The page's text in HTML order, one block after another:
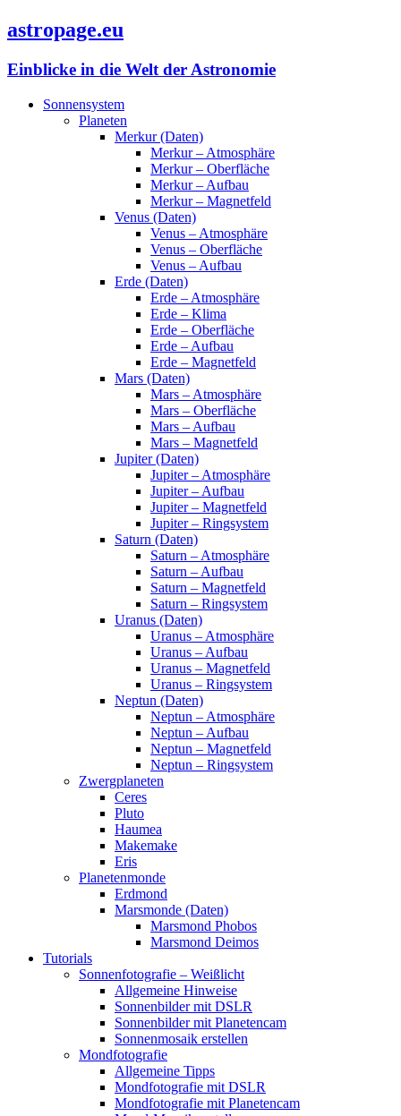
astropage.eu
Einblicke in die Welt der Astronomie
Sonnensystem
Planeten
Merkur (Daten)
Merkur – Atmosphäre
Merkur – Oberfläche
Merkur – Aufbau
Merkur – Magnetfeld
Venus (Daten)
Venus – Atmosphäre
Venus – Oberfläche
Venus – Aufbau
Erde (Daten)
Erde – Atmosphäre
Erde – Klima
Erde – Oberfläche
Erde – Aufbau
Erde – Magnetfeld
Mars (Daten)
Mars – Atmosphäre
Mars – Oberfläche
Mars – Aufbau
Mars – Magnetfeld
Jupiter (Daten)
Jupiter – Atmosphäre
Jupiter – Aufbau
Jupiter – Magnetfeld
Jupiter – Ringsystem
Saturn (Daten)
Saturn – Atmosphäre
Saturn – Aufbau
Saturn – Magnetfeld
Saturn – Ringsystem
Uranus (Daten)
Uranus – Atmosphäre
Uranus – Aufbau
Uranus – Magnetfeld
Uranus – Ringsystem
Neptun (Daten)
Neptun – Atmosphäre
Neptun – Aufbau
Neptun – Magnetfeld
Neptun – Ringsystem
Zwergplaneten
Ceres
Pluto
Haumea
Makemake
Eris
Planetenmonde
Erdmond
Marsmonde (Daten)
Marsmond Phobos
Marsmond Deimos
Tutorials
Sonnenfotografie – Weißlicht
Allgemeine Hinweise
Sonnenbilder mit DSLR
Sonnenbilder mit Planetencam
Sonnenmosaik erstellen
Mondfotografie
Allgemeine Tipps
Mondfotografie mit DSLR
Mondfotografie mit Planetencam